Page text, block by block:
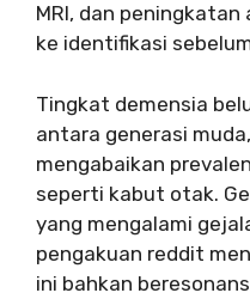
MRI, dan
ke identifikasi
Tingkat demensia
antara generasi
mengabaikan
seperti kabut otak.
yang mengalami
pengakuan reddit
ini bahkan